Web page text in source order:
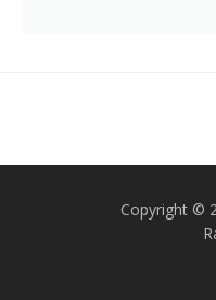
Copyright © 2026